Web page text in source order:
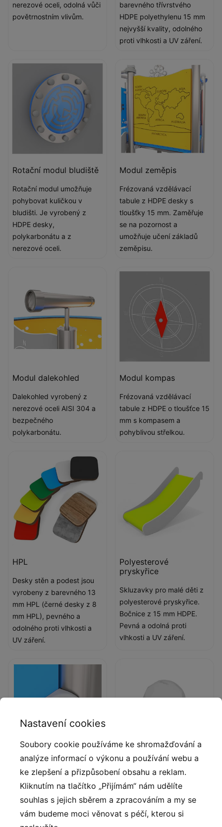
nerezové oceli, odolná vůči
povětrnostním vlivům.
barevného třívrstvého
HDPE polyethylenu 15 mm
nejvyšší kvality, odolného
proti vlhkosti a UV záření.
Rotační modul bludiště
Rotační modul umožňuje
pohybovat kuličkou v
bludišti. Je vyrobený z
HDPE desky,
polykarbonátu a z
nerezové oceli.
Modul zeměpis
Frézovaná vzdělávací
tabule z HDPE desky s
tloušťky 15 mm. Zaměřuje
se na pozornost a
umožňuje učení základů
zeměpisu.
Modul dalekohled
Dalekohled vyrobený z
nerezové oceli AISI 304 a
bezpečného
polykarbonátu.
Modul kompas
Frézovaná vzdělávací
tabule z HDPE o tloušťce 15
mm s kompasem a
pohyblivou střelkou.
HPL
Desky stěn a podest jsou
vyrobeny z barevného 13
mm HPL (černé desky z 8
mm HPL), pevného a
odolného proti vlhkosti a
UV záření.
Polyesterové
pryskyřice
Skluzavky pro malé děti z
polyesterové pryskyřice.
Bočnice z 15 mm HDPE.
Pevná a odolná proti
vlhkosti a UV záření.
Deskové a lanové
Deskové a lanové spojky
ze vstřikovaného
Trubkové zátky
Bezpečné trubkové zátky
ze vstřikovaného
lisovaného polyamidu.
Nastavení cookies
Soubory cookie používáme ke shromažďování a
analýze informací o výkonu a používání webu a
ke zlepšení a přizpůsobení obsahu a reklam.
Kliknutím na tlačítko „Přijímám“ nám udělíte
souhlas s jejich sběrem a zpracováním a my se
vám budeme moci věnovat s péčí, kterou si